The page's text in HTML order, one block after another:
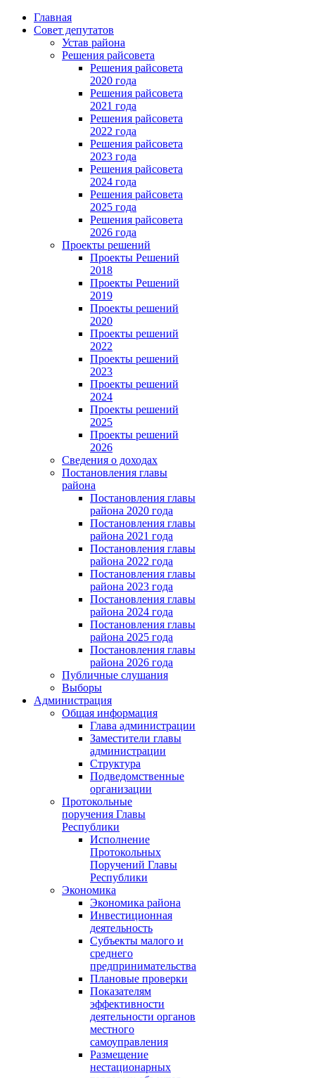
Главная
Совет депутатов
Устав района
Решения райсовета
Решения райсовета
2020 года
Решения райсовета
2021 года
Решения райсовета
2022 года
Решения райсовета
2023 года
Решения райсовета
2024 года
Решения райсовета
2025 года
Решения райсовета
2026 года
Проекты решений
Проекты Решений
2018
Проекты Решений
2019
Проекты решений
2020
Проекты решений
2022
Проекты решений
2023
Проекты решений
2024
Проекты решений
2025
Проекты решений
2026
Сведения о доходах
Постановления главы
района
Постановления главы
района 2020 года
Постановления главы
района 2021 года
Постановления главы
района 2022 года
Постановления главы
района 2023 года
Постановления главы
района 2024 года
Постановления главы
района 2025 года
Постановления главы
района 2026 года
Публичные слушания
Выборы
Администрация
Общая информация
Глава администрации
Заместители главы
администрации
Структура
Подведомственные
организации
Протокольные
поручения Главы
Республики
Исполнение
Протокольных
Поручений Главы
Республики
Экономика
Экономика района
Инвестиционная
деятельность
Субъекты малого и
среднего
предпринимательства
Плановые проверки
Показателям
эффективности
деятельности органов
местного
самоуправления
Размещение
нестационарных